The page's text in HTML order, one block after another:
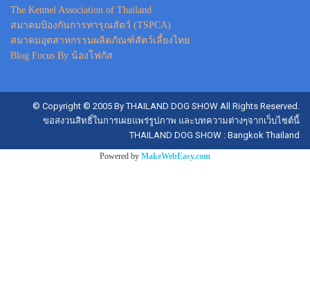
The Kennel Association of Thailand
สมาคมป้องกันการทารุณสัตว์ (TSPCA)
สมาคมอุตสาหกรรมผลิตภัณฑ์สัตว์เลี้ยงไทย
Blog Focus By น้องโฟกัส
© Copyright © 2005 By THAILAND DOG SHOW All Rights Reserved.
ขอสงวนสิทธิ์ในการเผยแพร่รูปภาพ และบทความต่างๆจากเว็บไซต์นี้
THAILAND DOG SHOW : Bangkok Thailand
Powered by MakeWebEasy.com